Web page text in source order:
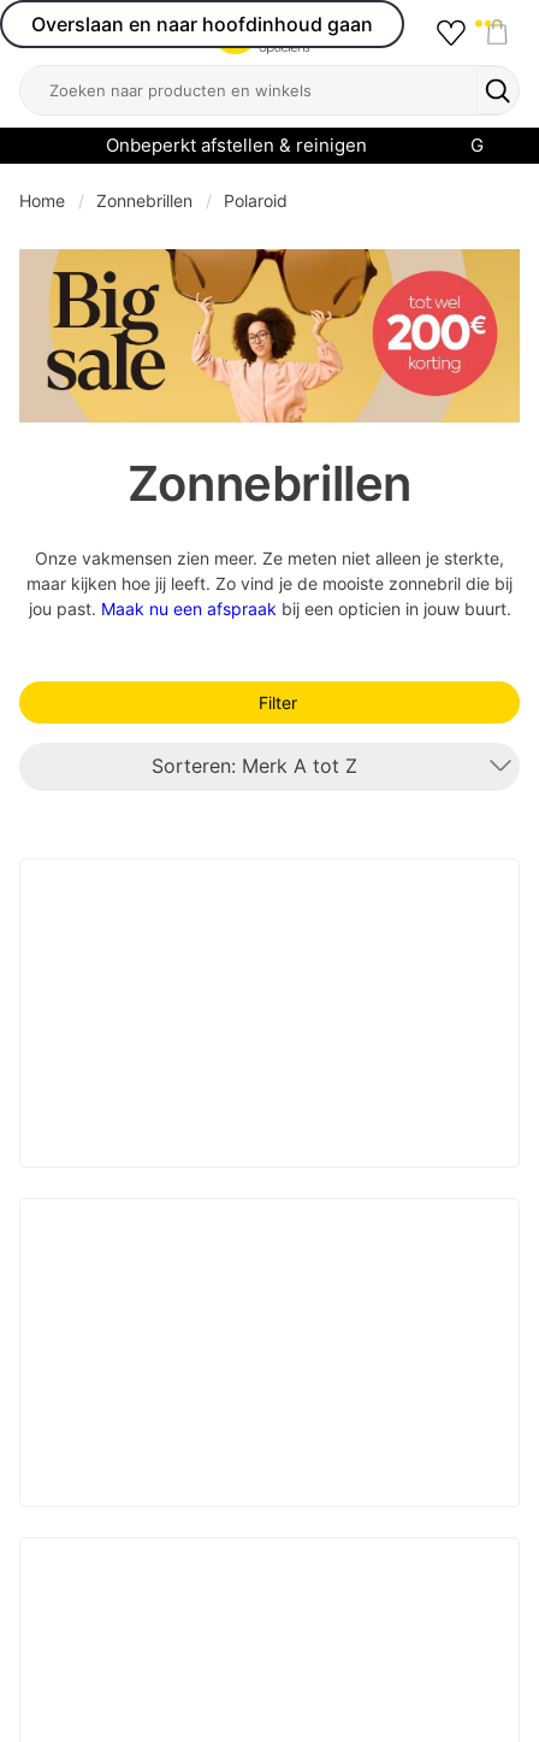
Overslaan en naar hoofdinhoud gaan
Open menu
Zoeken
Onbeperkt afstellen & reinigen
menu
Home Zonnebrillen Polaroid
Zonnebrillen
Onze vakmensen zien meer. Ze meten niet alleen je sterkte,
maar kijken hoe jij leeft. Zo vind je de mooiste zonnebril die bij
jou past. Maak nu een afspraak bij een opticien in jouw buurt.
Filter
Sorteren: Merk A tot Z